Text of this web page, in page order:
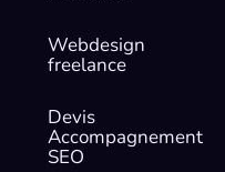
Webdesign
freelance
Devis
Accompagnement
SEO